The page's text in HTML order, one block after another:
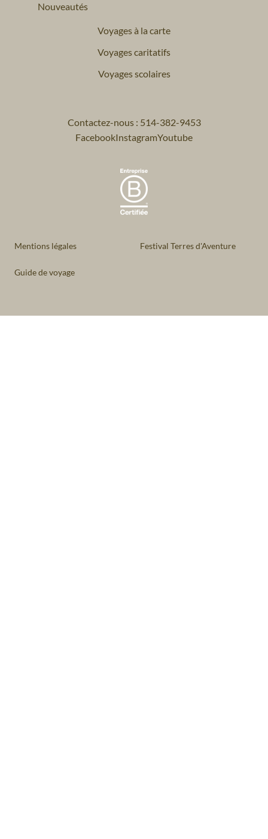
Nouveautés
Voyages à la carte
Voyages caritatifs
Voyages scolaires
Contactez-nous : 514-382-9453
FacebookInstagramYoutube
Mentions légales Festival Terres d'Aventure
Guide de voyage